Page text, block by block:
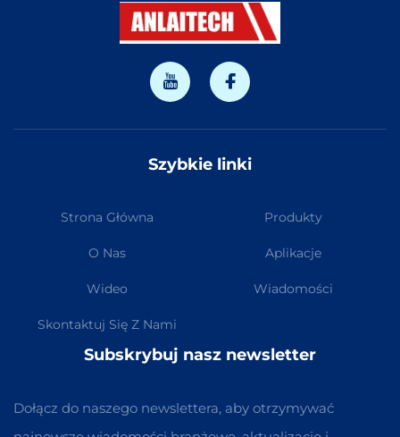
Szybkie linki
Strona Główna Produkty
O Nas Aplikacje
Wideo Wiadomości
Skontaktuj Się Z Nami
Subskrybuj nasz newsletter
Dołącz do naszego newslettera, aby otrzymywać